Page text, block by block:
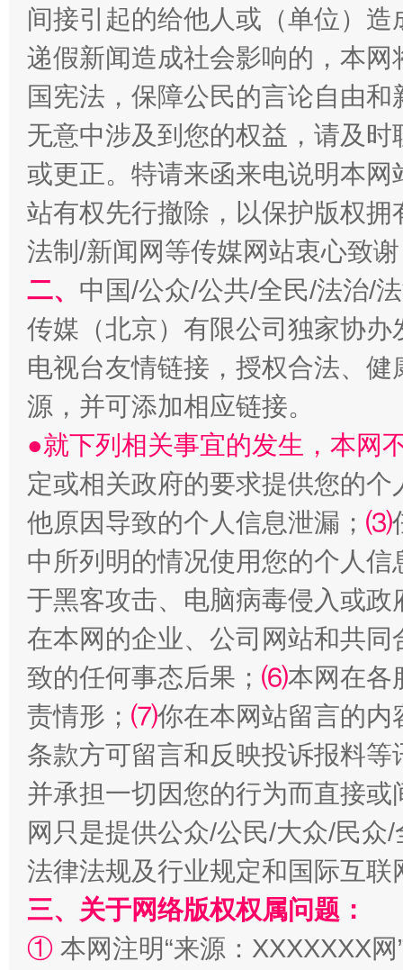
事关残疾人未来5年
规模最大的光氢储一体化项目 走
如何以同查同治破解风腐交织难题 养老服
间接引起的给他人或（单位）
递假新闻造成社会影响的，本
国宪法，保障公民的言论自由
无意中涉及到您的权益，请及
或更正。特请来函来电说明本
站有权先行撤除，以保护版权
法制/新闻网等传媒网站衷心致
二、 中国/公众/公共/全民/法治/
传媒（北京）有限公司独家协
电视台友情链接，授权合法、
源，并可添加相应链接。
●就下列相关事宜的发生，本网
定或相关政府的要求提供您的个
他原因导致的个人信息泄漏； ⑶
中所列明的情况使用您的个人
于黑客攻击、电脑病毒侵入或
在本网的企业、公司网站和共
致的任何事态后果； ⑹本网在各
责情形； ⑺你在本网站留言的内
条款方可留言和反映投诉报料
并承担一切因您的行为而直接
网只是提供公众/公民/大众/民
法律法规及行业规定和国际互
三、关于网络版权权属问题：
① 本网注明“来源：XXXXXXX